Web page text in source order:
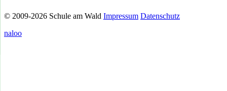
© 2009-2026 Schule am Wald Impressum Datenschutz
naloo